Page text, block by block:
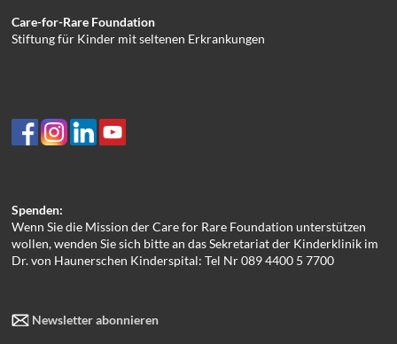
Care-for-Rare Foundation
Stiftung für Kinder mit seltenen Erkrankungen
Spenden:
Wenn Sie die Mission der Care for Rare Foundation unterstützen
wollen, wenden Sie sich bitte an das Sekretariat der Kinderklinik im
Dr. von Haunerschen Kinderspital: Tel Nr 089 4400 5 7700
Newsletter abonnieren